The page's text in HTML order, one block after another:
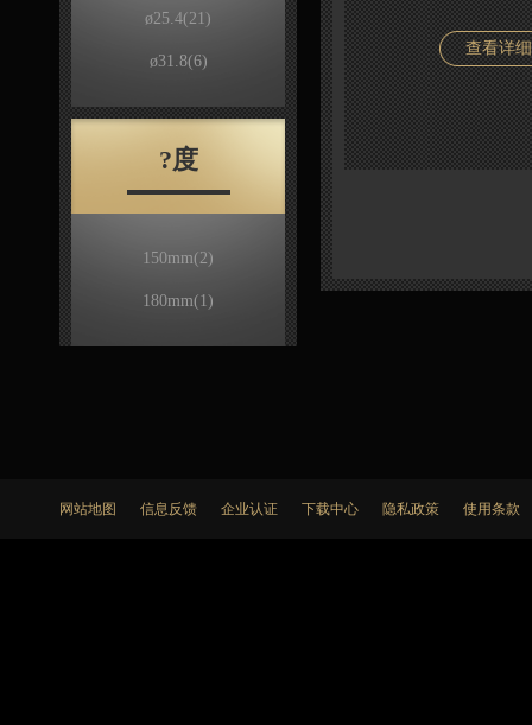
ø25.4(21)
ø31.8(6)
?度
150mm(2)
180mm(1)
查看详细
网站地图 信息反馈 企业认证 下载中心 隐私政策 使用条款